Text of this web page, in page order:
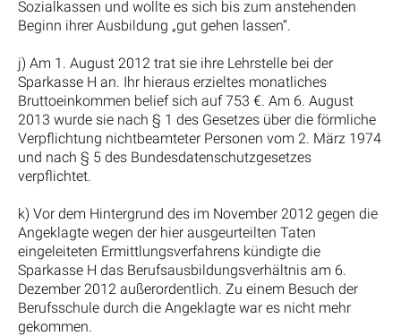
Sozialkassen und wollte es sich bis zum anstehenden
Beginn ihrer Ausbildung „gut gehen lassen“.
j) Am 1. August 2012 trat sie ihre Lehrstelle bei der
Sparkasse H an. Ihr hieraus erzieltes monatliches
Bruttoeinkommen belief sich auf 753 €. Am 6. August
2013 wurde sie nach § 1 des Gesetzes über die förmliche
Verpflichtung nichtbeamteter Personen vom 2. März 1974
und nach § 5 des Bundesdatenschutzgesetzes
verpflichtet.
k) Vor dem Hintergrund des im November 2012 gegen die
Angeklagte wegen der hier ausgeurteilten Taten
eingeleiteten Ermittlungsverfahrens kündigte die
Sparkasse H das Berufsausbildungsverhältnis am 6.
Dezember 2012 außerordentlich. Zu einem Besuch der
Berufsschule durch die Angeklagte war es nicht mehr
gekommen.